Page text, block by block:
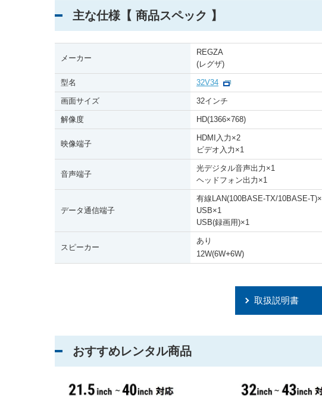
主な仕様【 商品スペック 】
メーカー
REGZA
(レグザ)
型名 32V34
画面サイズ 32インチ
解像度 HD(1366×768)
映像端子
HDMI入力 ×2
ビデオ入力 ×1
音声端子
光デジタル音声出力 ×1
ヘッドフォン出力 ×1
データ通信端子
有線LAN(100BASE-TX/10BASE-T)×
USB×1
USB(録画用)×1
スピーカー
あり
12W(6W+6W)
取扱説明書
おすすめレンタル商品